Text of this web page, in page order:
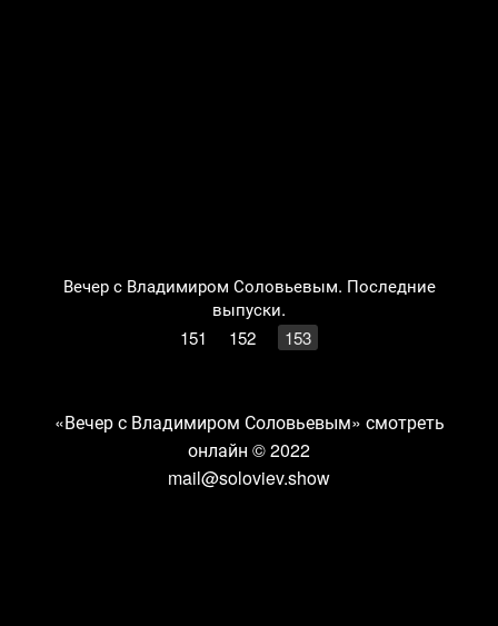
Вечер с Владимиром Соловьевым. Последние
выпуски.
151
152 153
«Вечер с Владимиром Соловьевым» смотреть
онлайн © 2022
mail@soloviev.show